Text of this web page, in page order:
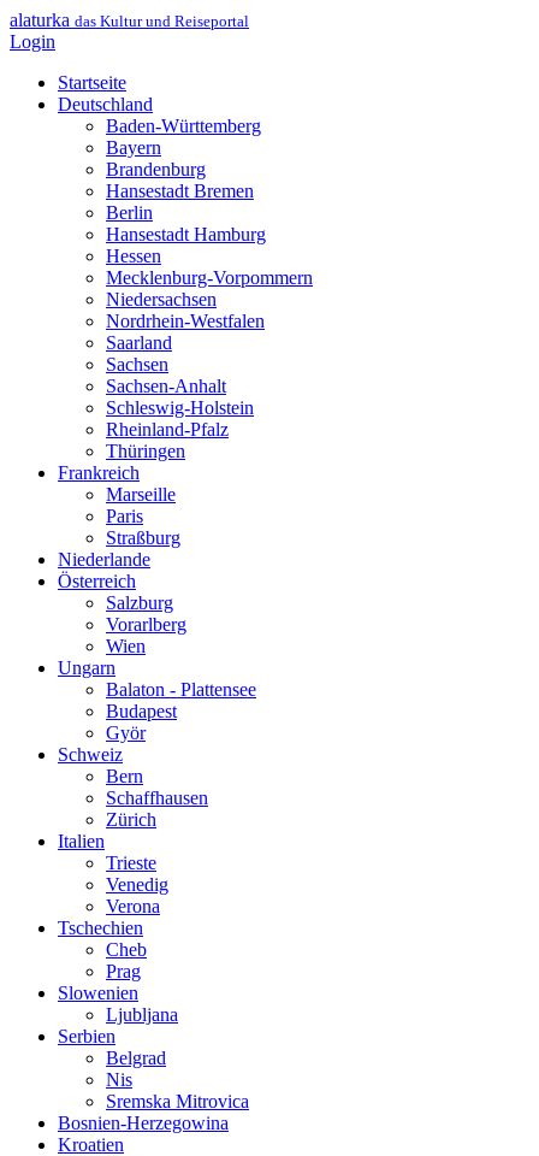
alaturka das Kultur und Reiseportal
Login
Startseite
Deutschland
Baden-Württemberg
Bayern
Brandenburg
Hansestadt Bremen
Berlin
Hansestadt Hamburg
Hessen
Mecklenburg-Vorpommern
Niedersachsen
Nordrhein-Westfalen
Saarland
Sachsen
Sachsen-Anhalt
Schleswig-Holstein
Rheinland-Pfalz
Thüringen
Frankreich
Marseille
Paris
Straßburg
Niederlande
Österreich
Salzburg
Vorarlberg
Wien
Ungarn
Balaton - Plattensee
Budapest
Györ
Schweiz
Bern
Schaffhausen
Zürich
Italien
Trieste
Venedig
Verona
Tschechien
Cheb
Prag
Slowenien
Ljubljana
Serbien
Belgrad
Nis
Sremska Mitrovica
Bosnien-Herzegowina
Kroatien